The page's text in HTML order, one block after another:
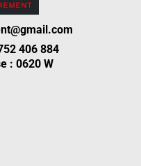
406 884
: 0620 W